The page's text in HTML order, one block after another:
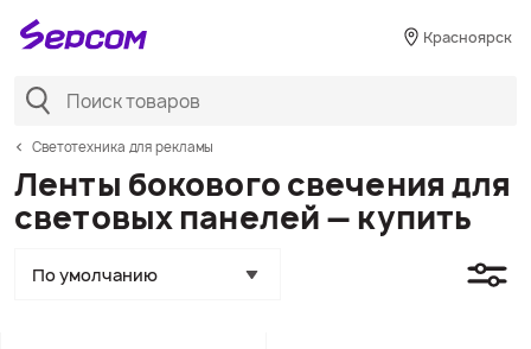
Красноярск
Светотехника для рекламы
Ленты бокового свечения для
световых панелей — купить
По умолчанию